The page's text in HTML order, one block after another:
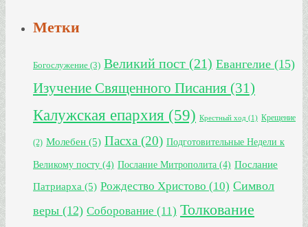
Метки
Богослужение (3) Великий пост (21) Евангелие (15)
Изучение Священного Писания (31)
Калужская епархия (59) Крестный ход (1) Крещение
(2) Молебен (5) Пасха (20) Подготовительные Недели к
Великому посту (4) Послание Митрополита (4) Послание
Патриарха (5) Рождество Христово (10) Символ
веры (12) Соборование (11) Толкование